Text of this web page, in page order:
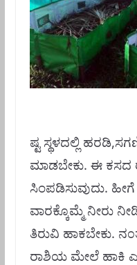
ಷ್ಟ ಸ್ಥಳದಲ್ಲಿ
ಮಾಡಬೇಕು. ಈ ಕಸದ
ಸಿಂಪಡಿಸುವುದು.
ವಾರಕ್ಕೊಮ್ಮೆ ನೀರು
ತಿರುವಿ ಹಾಕಬೇಕು.
ರಾಶಿಯ ಮೇಲೆ ಹಾಕಿ